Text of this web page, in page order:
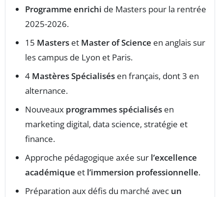
Programme enrichi de Masters pour la rentrée
2025-2026.
15 Masters et Master of Science en anglais sur
les campus de Lyon et Paris.
4 Mastères Spécialisés en français, dont 3 en
alternance.
Nouveaux programmes spécialisés en
marketing digital, data science, stratégie et
finance.
Approche pédagogique axée sur l’excellence
académique et l’immersion professionnelle.
Préparation aux défis du marché avec un